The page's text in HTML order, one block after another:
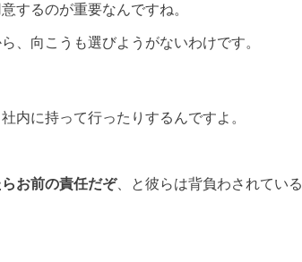
するのが重要なんですね。
、向こうも選びようがないわけです。
内に持って行ったりするんですよ。
お前の責任だぞ、と彼らは背負わされている